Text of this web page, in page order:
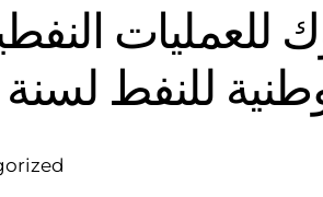
للعمليات
للنفط لسنة 2021-